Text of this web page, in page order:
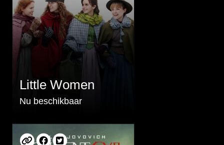
Little Women
Nu beschikbaar